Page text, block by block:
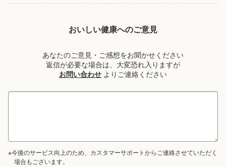
おいしい健康へのご意見
あなたのご意見・ご感想をお聞かせください
返信が必要な場合は、大変恐れ入りますが
お問い合わせ よりご連絡ください
※今後のサービス向上のため、カスタマーサポートからご連絡させていただく
場合もございます。